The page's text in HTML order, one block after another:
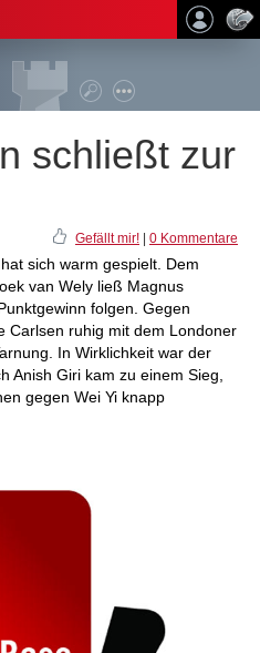
schließt zur
Gefällt mir! 0 Kommentare
sich warm gespielt. Dem
van Wely ließ Magnus
folgen. Gegen
Carlsen ruhig mit dem Londoner
In Wirklichkeit war der
Anish Giri kam zu einem Sieg,
gegen Wei Yi knapp